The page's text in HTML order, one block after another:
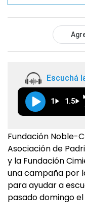
Escuchá
1 1.5
Fundación Noble-
Asociación de
y la Fundación
una campaña por
para ayudar a
pasado domingo